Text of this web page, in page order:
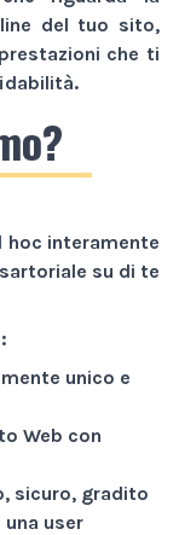
del tuo sito,
che ti
hoc interamente
su di te
unico e
Web con
sicuro, gradito
user